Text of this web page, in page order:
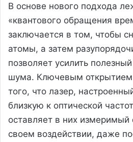
В основе нового подхода
«квантового обращения
заключается в том, чтобы
атомы, а затем
позволяет усилить
шума. Ключевым открытием
того, что лазер,
близкую к оптической
оставляет в них
своем воздействии, даже